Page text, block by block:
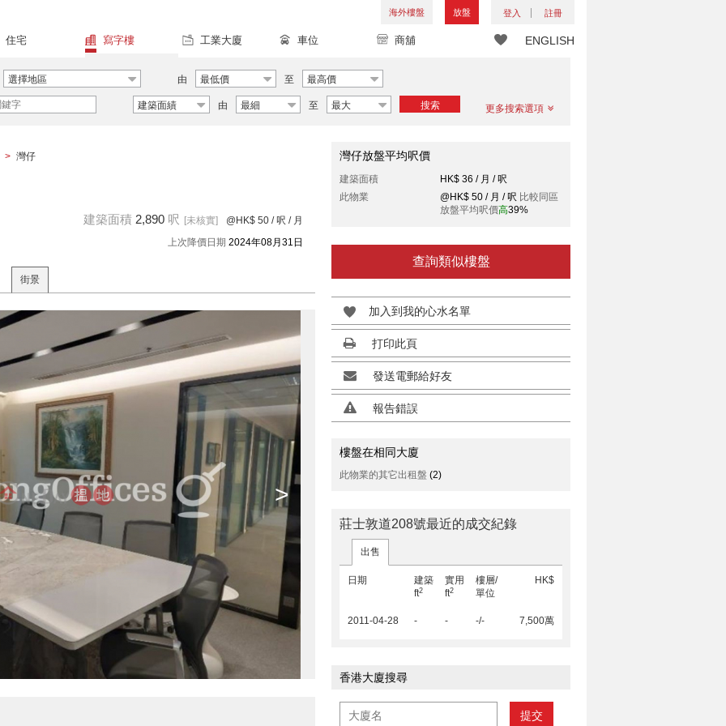
海外樓盤 放盤 登入 註冊
ENGLISH
住宅 寫字樓 工業大廈 車位 商舖
選擇地區 由 最低價 至 最高價
建築面績 由 最細 至 最大 搜索 更多搜索選項
> 灣仔
建築面積 2,890 呎 [未核實] @HK$ 50 / 呎 / 月
上次降價日期 2024年08月31日
街景
>
灣仔放盤平均呎價
建築面積
HK$ 36 / 月 / 呎
此物業
@HK$ 50 / 月 / 呎 比較同區
放盤平均呎價高39%
查詢類似樓盤
加入到我的心水名單
打印此頁
發送電郵給好友
報告錯誤
樓盤在相同大廈
此物業的其它出租盤 (2)
莊士敦道208號最近的成交紀錄
出售
日期
建築
ft2
實用
ft2
樓層/
單位
HK$
2011-04-28 - - -/- 7,500萬
香港大廈搜尋
提交